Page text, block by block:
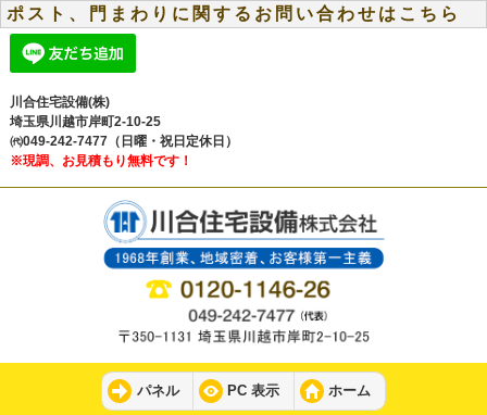
ポスト、門まわりに関するお問い合わせはこちら
川合住宅設備(株)
埼玉県川越市岸町2-10-25
㈹049-242-7477（日曜・祝日定休日）
※現調、お見積もり無料です！
パネル PC 表示 ホーム